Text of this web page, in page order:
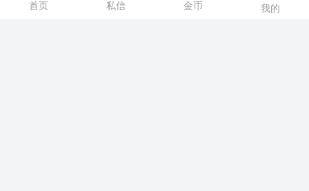
首页 私信 金币 我的